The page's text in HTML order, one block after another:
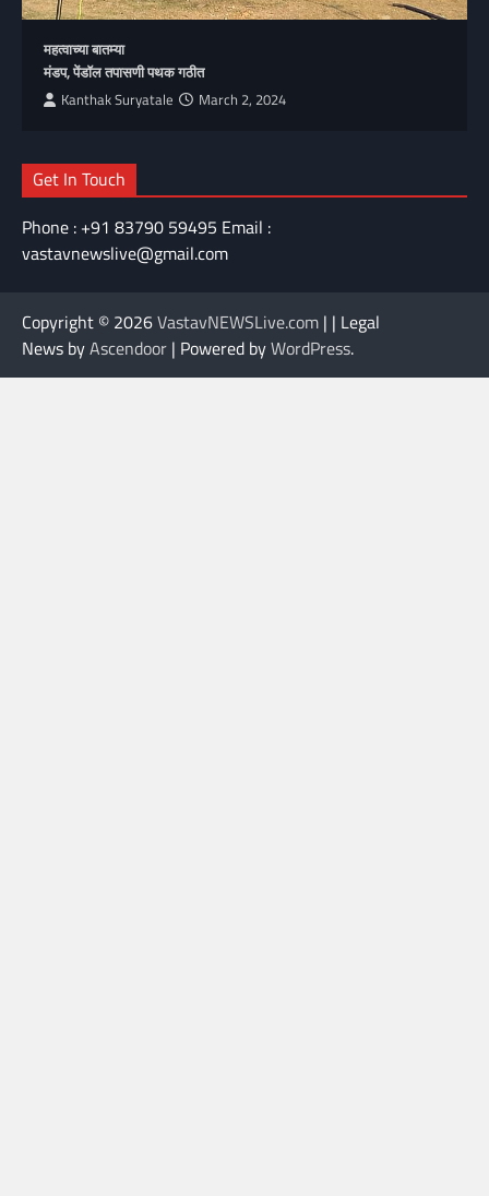
महत्वाच्या बातम्या
मंडप, पेंडॉल तपासणी पथक गठीत
Kanthak Suryatale March 2, 2024
Get In Touch
Phone : +91 83790 59495 Email :
vastavnewslive@gmail.com
Copyright © 2026VastavNEWSLive.com | | Legal
News byAscendoor | Powered byWordPress.